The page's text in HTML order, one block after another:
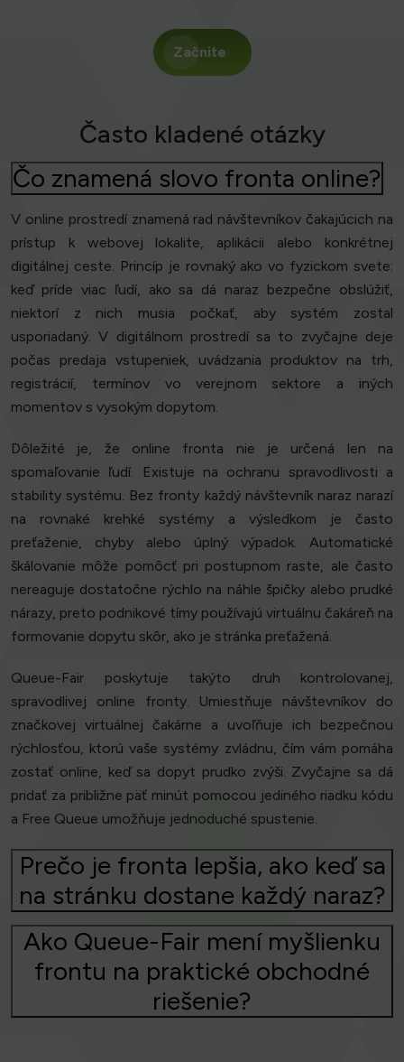
Začnite
Často kladené otázky
Čo znamená slovo fronta online?
V online prostredí znamená rad návštevníkov čakajúcich na
prístup k webovej lokalite, aplikácii alebo konkrétnej
digitálnej ceste. Princíp je rovnaký ako vo fyzickom svete:
keď príde viac ľudí, ako sa dá naraz bezpečne obslúžiť,
niektorí z nich musia počkať, aby systém zostal
usporiadaný. V digitálnom prostredí sa to zvyčajne deje
počas predaja vstupeniek, uvádzania produktov na trh,
registrácií, termínov vo verejnom sektore a iných
momentov s vysokým dopytom.
Dôležité je, že online fronta nie je určená len na
spomaľovanie ľudí. Existuje na ochranu spravodlivosti a
stability systému. Bez fronty každý návštevník naraz narazí
na rovnaké krehké systémy a výsledkom je často
preťaženie, chyby alebo úplný výpadok. Automatické
škálovanie môže pomôcť pri postupnom raste, ale často
nereaguje dostatočne rýchlo na náhle špičky alebo prudké
nárazy, preto podnikové tímy používajú virtuálnu čakáreň na
formovanie dopytu skôr, ako je stránka preťažená.
Queue-Fair poskytuje takýto druh kontrolovanej,
spravodlivej online fronty. Umiestňuje návštevníkov do
značkovej virtuálnej čakárne a uvoľňuje ich bezpečnou
rýchlosťou, ktorú vaše systémy zvládnu, čím vám pomáha
zostať online, keď sa dopyt prudko zvýši. Zvyčajne sa dá
pridať za približne päť minút pomocou jediného riadku kódu
a Free Queue umožňuje jednoduché spustenie.
Prečo je fronta lepšia, ako keď sa
na stránku dostane každý naraz?
Ako Queue-Fair mení myšlienku
frontu na praktické obchodné
riešenie?